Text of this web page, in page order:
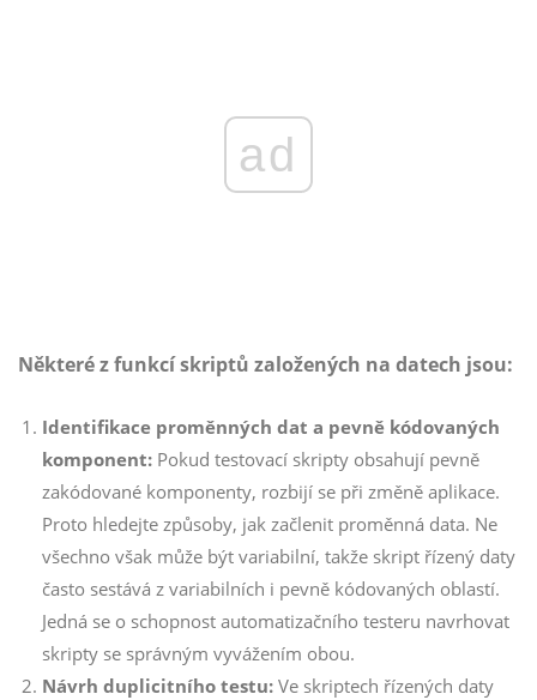
ad
Některé z funkcí skriptů založených na datech jsou:
Identifikace proměnných dat a pevně kódovaných
komponent: Pokud testovací skripty obsahují pevně
zakódované komponenty, rozbijí se při změně aplikace.
Proto hledejte způsoby, jak začlenit proměnná data. Ne
všechno však může být variabilní, takže skript řízený daty
často sestává z variabilních i pevně kódovaných oblastí.
Jedná se o schopnost automatizačního testeru navrhovat
skripty se správným vyvážením obou.
Návrh duplicitního testu: Ve skriptech řízených daty